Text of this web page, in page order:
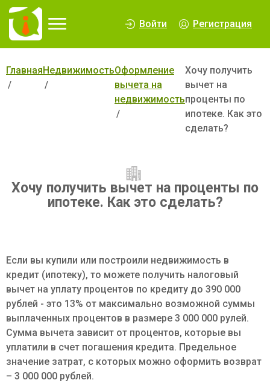
Войти Регистрация
ГлавнаяНедвижимостьОформление
вычета на
недвижимость
Хочу получить
вычет на
проценты по
ипотеке. Как это
сделать?
Хочу получить вычет на проценты по
ипотеке. Как это сделать?
Если вы купили или построили недвижимость в
кредит (ипотеку), то можете получить налоговый
вычет на уплату процентов по кредиту до 390 000
рублей - это 13% от максимально возможной суммы
выплаченных процентов в размере 3 000 000 рулей.
Сумма вычета зависит от процентов, которые вы
уплатили в счет погашения кредита. Предельное
значение затрат, с которых можно оформить возврат
– 3 000 000 рублей.